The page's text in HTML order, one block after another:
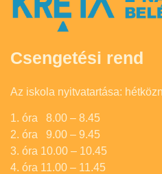
Csengetési rend
Az iskola nyitvatartása:
1. óra 8.00 – 8.45
2. óra 9.00 – 9.45
3. óra 10.00 – 10.45
4. óra 11.00 – 11.45